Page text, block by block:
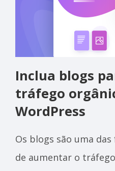
Inclua blogs
tráfego
WordPress
Os blogs são uma
de aumentar o